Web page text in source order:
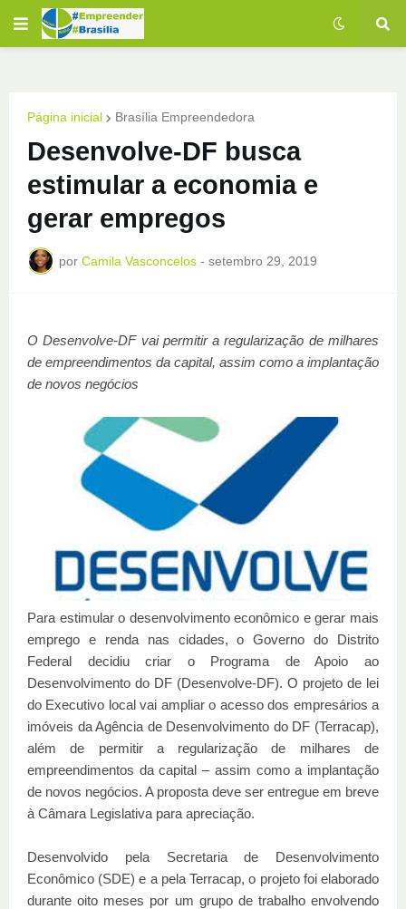
Página inicial Brasília Empreendedora
Desenvolve-DF busca
estimular a economia e
gerar empregos
por Camila Vasconcelos - setembro 29, 2019
O Desenvolve-DF vai permitir a regularização de milhares
de empreendimentos da capital, assim como a implantação
de novos negócios
Para estimular o desenvolvimento econômico e gerar mais
emprego e renda nas cidades, o Governo do Distrito
Federal decidiu criar o Programa de Apoio ao
Desenvolvimento do DF (Desenvolve-DF). O projeto de lei
do Executivo local vai ampliar o acesso dos empresários a
imóveis da Agência de Desenvolvimento do DF (Terracap),
além de permitir a regularização de milhares de
empreendimentos da capital – assim como a implantação
de novos negócios. A proposta deve ser entregue em breve
à Câmara Legislativa para apreciação.
Desenvolvido pela Secretaria de Desenvolvimento
Econômico (SDE) e a pela Terracap, o projeto foi elaborado
durante oito meses por um grupo de trabalho envolvendo